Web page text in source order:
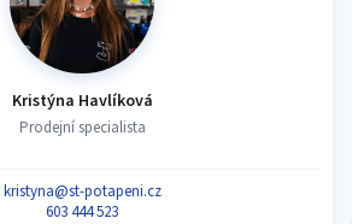
Kristýna Havlíková
Prodejní specialista
kristyna@st-potapeni.cz
603 444 523